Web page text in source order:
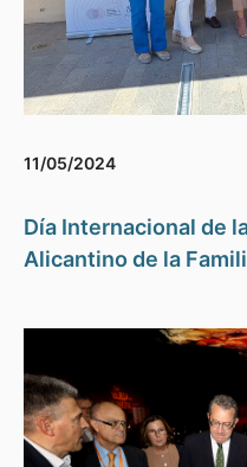
11/05/2024
Día Internacional de
Alicantino de la